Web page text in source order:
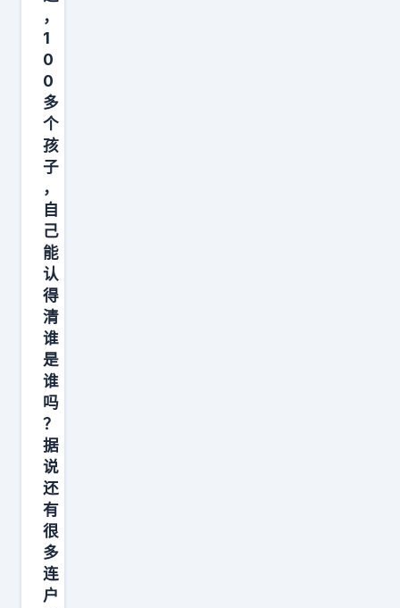
，
1
0
0
多
个
孩
子
，
自
己
能
认
得
清
谁
是
谁
吗
？
据
说
还
有
很
多
连
户